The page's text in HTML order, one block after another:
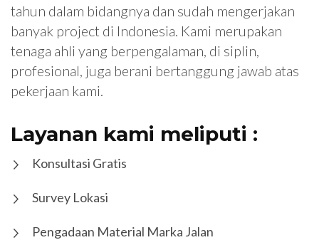
tahun dalam bidangnya dan sudah mengerjakan
banyak project di Indonesia. Kami merupakan
tenaga ahli yang berpengalaman, di siplin,
profesional, juga berani bertanggung jawab atas
pekerjaan kami.
Layanan kami meliputi :
Konsultasi Gratis
Survey Lokasi
Pengadaan Material Marka Jalan